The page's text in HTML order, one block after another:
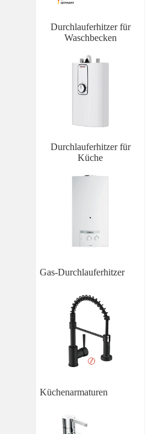
Durchlauferhitzer für
Waschbecken
Durchlauferhitzer für
Küche
Gas-Durchlauferhitzer
Küchenarmaturen